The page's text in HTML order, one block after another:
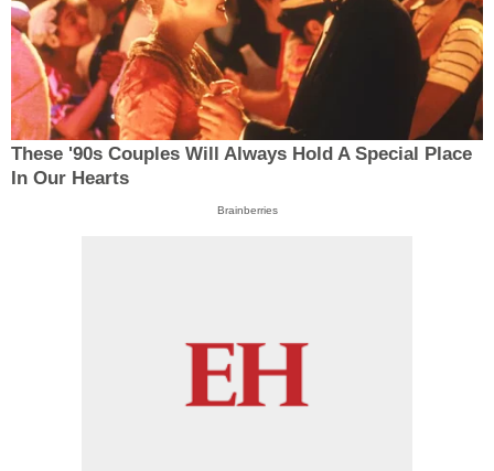
These '90s Couples Will Always Hold A Special Place
In Our Hearts
Brainberries